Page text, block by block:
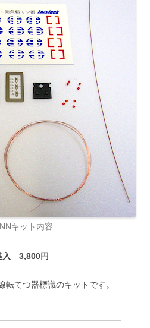
キット内容
入 3,800円
てつ器標識のキットです。